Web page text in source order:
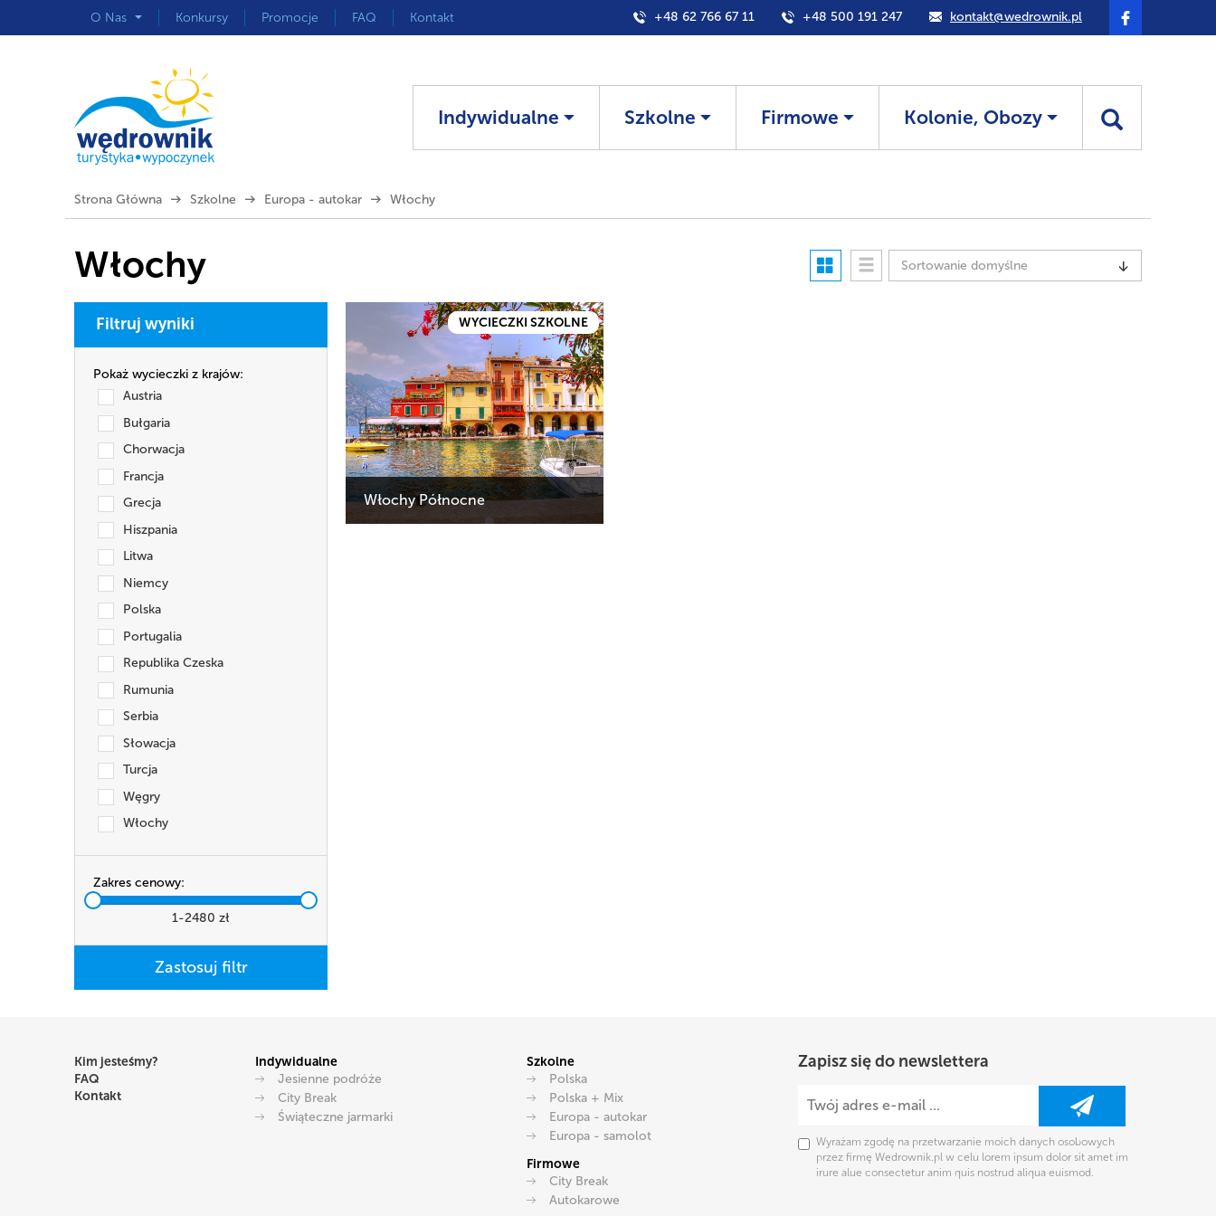
O Nas Konkursy Promocje FAQ Kontakt kontakt@wedrownik.pl
+48 500 191 247
+48 62 766 67 11
Indywidualne Szkolne Firmowe Kolonie, Obozy
Strona Główna Szkolne Europa - autokar Włochy
Włochy Sortowanie domyślne
Filtruj wyniki
Pokaż wycieczki z krajów:
Austria
Bułgaria
Chorwacja
Francja
Grecja
Hiszpania
Litwa
Niemcy
Polska
Portugalia
Republika Czeska
Rumunia
Serbia
Słowacja
Turcja
Węgry
Włochy
Zakres cenowy:
1-2480 zł
WYCIECZKI SZKOLNE
Włochy Północne
Cena:
1160 zł + 280 euro
Kim jesteśmy?
FAQ
Kontakt
Indywidualne
Jesienne podróże
City Break
Świąteczne jarmarki
Szkolne
Polska
Polska + Mix
Europa - autokar
Europa - samolot
Firmowe
City Break
Autokarowe
Zapisz się do newslettera
Wyrażam zgodę na przetwarzanie moich danych osobowych
przez firmę Wedrownik.pl w celu lorem ipsum dolor sit amet im
irure alue consectetur anim quis nostrud aliqua euismod.